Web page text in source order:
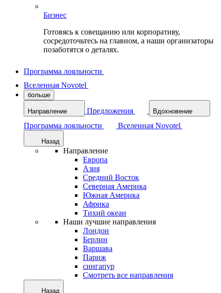
Бизнес
Готовясь к совещанию или корпоративу,
сосредоточьтесь на главном, а наши организаторы
позаботятся о деталях.
Программа лояльности
Вселенная Novotel
больше
Направление Предложения Вдохновение
Программа лояльности Вселенная Novotel
Назад
Направление
Европа
Азия
Средний Восток
Северная Америка
Южная Америка
Африка
Тихий океан
Наши лучшие направления
Лондон
Берлин
Варшава
Париж
сингапур
Смотреть все направления
Назад